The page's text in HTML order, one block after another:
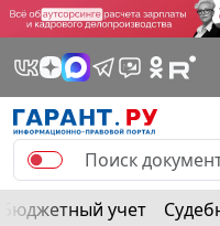
Бюджетный учет